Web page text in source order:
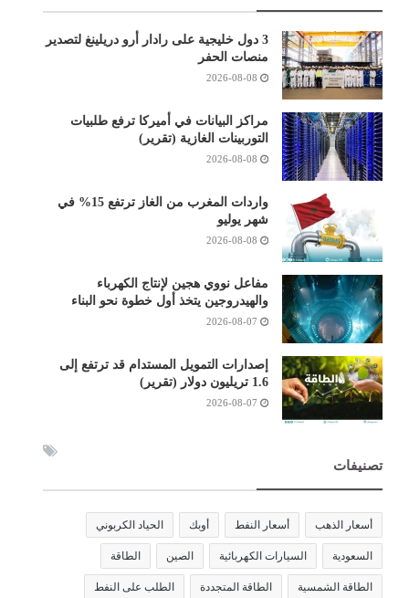
3 دول خليجية على رادار أرو دريلينغ لتصدير
منصات الحفر
2026-08-08
مراكز البيانات في أميركا ترفع طلبيات
التوربينات الغازية (تقرير)
2026-08-08
واردات المغرب من الغاز ترتفع 15% في
شهر يوليو
2026-08-08
مفاعل نووي هجين لإنتاج الكهرباء
والهيدروجين يتخذ أول خطوة نحو البناء
2026-08-07
إصدارات التمويل المستدام قد ترتفع إلى
1.6 تريليون دولار (تقرير)
2026-08-07
تصنيفات
أسعار الذهب أسعار النفط أوبك الحياد الكربوني
السعودية السيارات الكهربائية الصين الطاقة
الطاقة الشمسية الطاقة المتجددة الطلب على النفط